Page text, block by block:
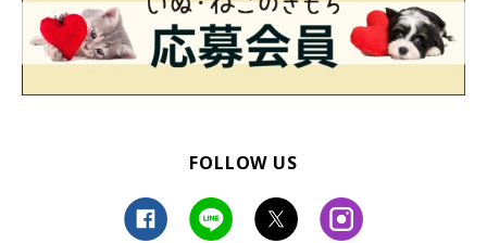
FOLLOW US